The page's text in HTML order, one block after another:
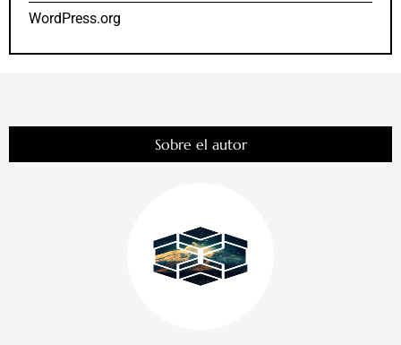
WordPress.org
Sobre el autor